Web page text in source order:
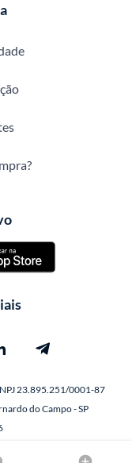
23.895.251/0001-87
do Campo - SP